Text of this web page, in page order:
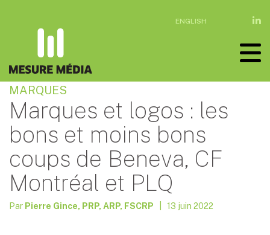
ENGLISH
MARQUES
Marques et logos : les
bons et moins bons
coups de Beneva, CF
Montréal et PLQ
Par Pierre Gince, PRP, ARP, FSCRP | 13 juin 2022